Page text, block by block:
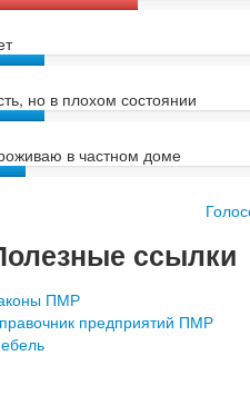
но в плохом состоянии
в частном доме
ссылки
ПМР
предприятий ПМР